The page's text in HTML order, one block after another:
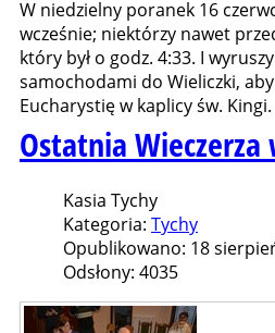
W niedzielny poranek 16
wcześnie; niektórzy nawet
który był o godz. 4:33. I
samochodami do Wieliczki,
Eucharystię w kaplicy św. Kingi.
Ostatnia Wieczerza
Kasia Tychy
Kategoria: Tychy
Opublikowano: 18
Odsłony: 4035